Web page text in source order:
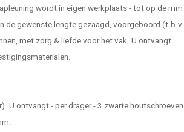
wordt in eigen werkplaats - tot op de mm
de gewenste lengte gezaagd, voorgeboord (t.b.v.
met zorg & liefde voor het vak. U ontvangt
U ontvangt - per drager - 3 zwarte houtschroeven